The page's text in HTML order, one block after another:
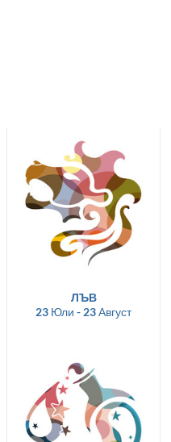
ЛЪВ
23 Юли - 23 Август